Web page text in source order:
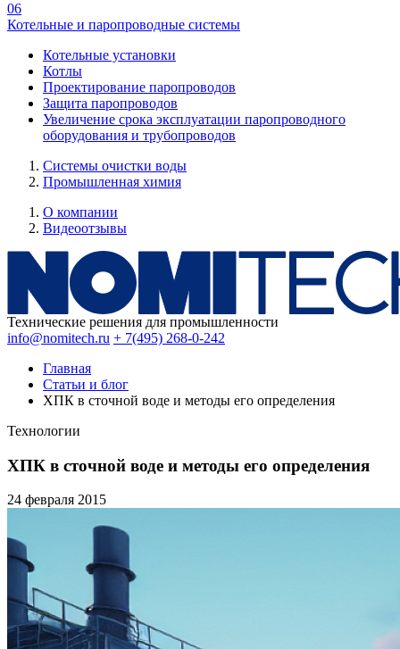
06
Котельные и паропроводные системы
Котельные установки
Котлы
Проектирование паропроводов
Защита паропроводов
Увеличение срока эксплуатации паропроводного
оборудования и трубопроводов
Системы очистки воды
Промышленная химия
О компании
Видеоотзывы
Технические решения для промышленности
info@nomitech.ru + 7(495) 268-0-242
Главная
Статьи и блог
ХПК в сточной воде и методы его определения
Технологии
ХПК в сточной воде и методы его определения
24 февраля 2015